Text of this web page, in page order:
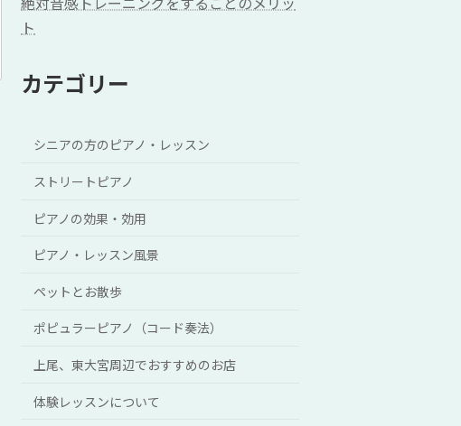
ト
カテゴリー
シニアの方のピアノ・レッスン
ストリートピアノ
ピアノの効果・効用
ピアノ・レッスン風景
ペットとお散歩
ポピュラーピアノ（コード奏法）
上尾、東大宮周辺でおすすめのお店
体験レッスンについて